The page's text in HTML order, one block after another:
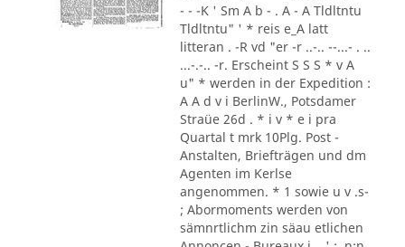
- - -K ' Sm A b - . A - A Tldltntu
Tldltntu" ' * reis e_A latt
litteran . -R vd "er -r ..-.. --...- . ..
...-.-.. -r. Erscheint S S S * v A
u" * werden in der Expedition :
A A d v i BerlinW., Potsdamer
Straüe 26d . * i v * e i pra
Quartal t mrk 10Plg. Post -
Anstalten, Briefträgen und dm
Agenten im Kerlse
angenommen. * 1 sowie u v .s-
; Abormoments werden von
sämnrtlichm zin säau etlichen